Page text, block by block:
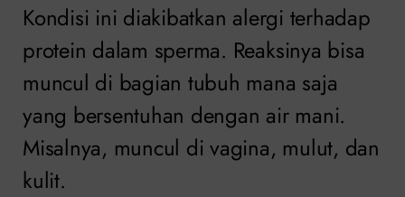
Kondisi ini diakibatkan alergi terhadap
protein dalam sperma. Reaksinya bisa
muncul di bagian tubuh mana saja
yang bersentuhan dengan air mani.
Misalnya, muncul di vagina, mulut, dan
kulit.